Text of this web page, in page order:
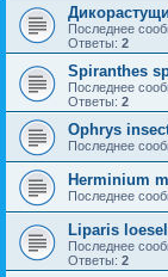
Последнее
Ответы: 2
Spiranthes
Последнее
Ответы: 2
Ophrys
Последнее
Herminium
Последнее
Liparis
Последнее
Ответы: 2